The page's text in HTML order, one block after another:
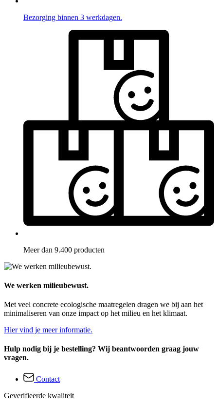
Bezorging binnen 3 werkdagen.
Meer dan 9.400 producten
We werken milieubewust.
Met veel concrete ecologische maatregelen dragen we bij aan het
minimaliseren van onze impact op het milieu en het klimaat.
Hier vind je meer informatie.
Hulp nodig bij je bestelling? Wij beantwoorden graag jouw
vragen.
Contact
Geverifieerde kwaliteit